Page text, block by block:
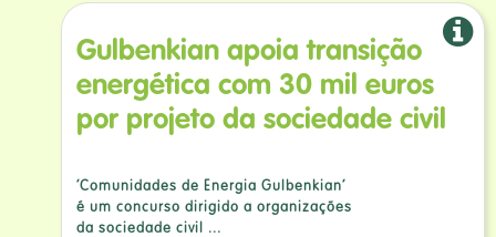
Gulbenkian apoia transição
energética com 30 mil euros
por projeto da sociedade civil
‘Comunidades de Energia Gulbenkian’
é um concurso dirigido a organizações
da sociedade civil ...